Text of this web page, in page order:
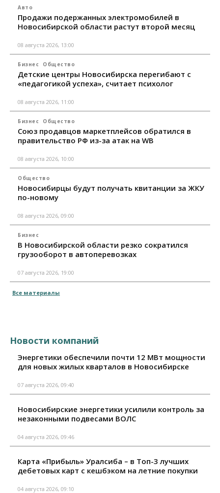
Авто
Продажи подержанных электромобилей в
Новосибирской области растут второй месяц
08 августа 2026, 13:00
Бизнес Общество
Детские центры Новосибирска перегибают с
«педагогикой успеха», считает психолог
08 августа 2026, 11:00
Бизнес Общество
Союз продавцов маркетплейсов обратился в
правительство РФ из-за атак на WB
08 августа 2026, 10:00
Общество
Новосибирцы будут получать квитанции за ЖКУ
по-новому
08 августа 2026, 09:00
Бизнес
В Новосибирской области резко сократился
грузооборот в автоперевозках
07 августа 2026, 19:00
Все материалы
Новости компаний
Энергетики обеспечили почти 12 МВт мощности
для новых жилых кварталов в Новосибирске
07 августа 2026, 09:40
Новосибирские энергетики усилили контроль за
незаконными подвесами ВОЛС
04 августа 2026, 09:46
Карта «Прибыль» Уралсиба – в Топ-3 лучших
дебетовых карт с кешбэком на летние покупки
04 августа 2026, 09:10